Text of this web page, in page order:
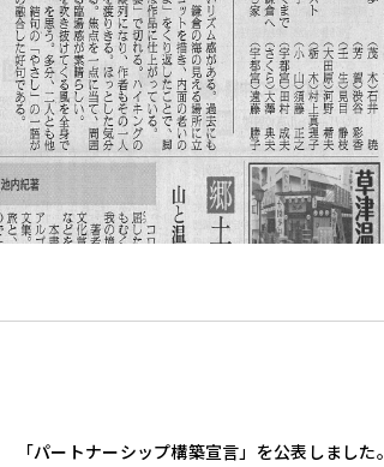
「パートナーシップ構築宣言」を公表しました。